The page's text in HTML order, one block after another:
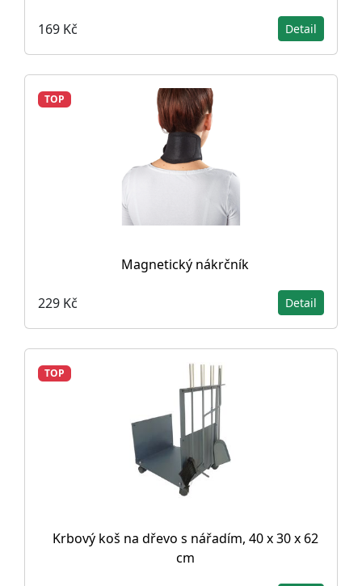
169 Kč Detail
TOP
Magnetický nákrčník
229 Kč Detail
TOP
Krbový koš na dřevo s nářadím, 40 x 30 x 62
cm